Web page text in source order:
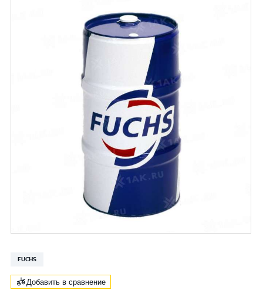
FUCHS
Добавить в сравнение